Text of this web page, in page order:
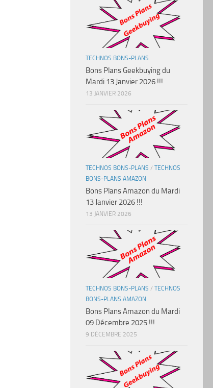
TECHNOS BONS-PLANS
Bons Plans Geekbuying du
Mardi 13 Janvier 2026 !!!
13 JANVIER 2026
TECHNOS BONS-PLANS / TECHNOS
BONS-PLANS AMAZON
Bons Plans Amazon du Mardi
13 Janvier 2026 !!!
13 JANVIER 2026
TECHNOS BONS-PLANS / TECHNOS
BONS-PLANS AMAZON
Bons Plans Amazon du Mardi
09 Décembre 2025 !!!
9 DÉCEMBRE 2025